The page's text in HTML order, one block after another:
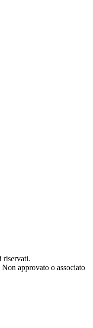
riservati.
approvato o associato